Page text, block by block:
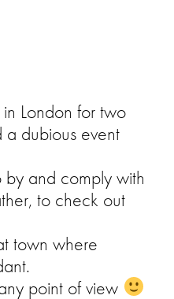
London for two
a dubious event
and comply with
to check out
town where
point of view